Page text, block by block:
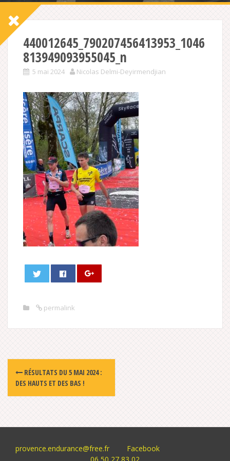
440012645_790207456413953_1046
813949093955045_n
5 mai 2024 Nicolas Delmi-Deyirmendjian
permalink
Post
navigation
RÉSULTATS DU 5 MAI 2024 :
DES HAUTS ET DES BAS !
provence.endurance@free.fr
Facebook